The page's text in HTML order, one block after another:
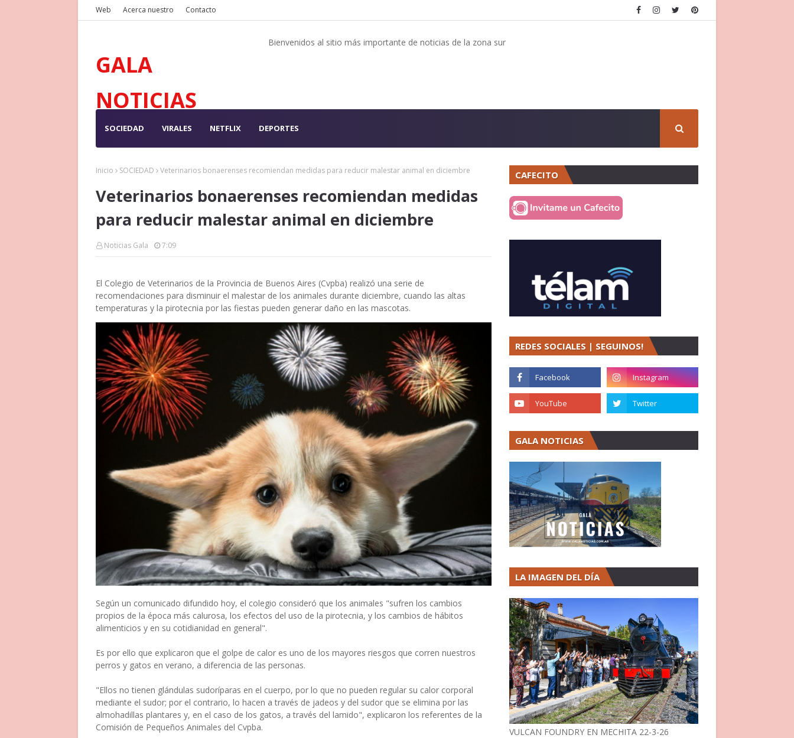
Web Acerca nuestro Contacto
GALA
NOTICIAS
Bienvenidos al sitio más importante de noticias de la zona sur
SOCIEDAD VIRALES NETFLIX DEPORTES
Inicio SOCIEDAD Veterinarios bonaerenses recomiendan medidas para reducir malestar animal en diciembre
Veterinarios bonaerenses recomiendan medidas
para reducir malestar animal en diciembre
Noticias Gala 7:09
El Colegio de Veterinarios de la Provincia de Buenos Aires (Cvpba) realizó una serie de
recomendaciones para disminuir el malestar de los animales durante diciembre, cuando las altas
temperaturas y la pirotecnia por las fiestas pueden generar daño en las mascotas.
Según un comunicado difundido hoy, el colegio consideró que los animales "sufren los cambios
propios de la época más calurosa, los efectos del uso de la pirotecnia, y los cambios de hábitos
alimenticios y en su cotidianidad en general".
Es por ello que explicaron que el golpe de calor es uno de los mayores riesgos que corren nuestros
perros y gatos en verano, a diferencia de las personas.
"Ellos no tienen glándulas sudoríparas en el cuerpo, por lo que no pueden regular su calor corporal
mediante el sudor; por el contrario, lo hacen a través de jadeos y del sudor que se elimina por las
almohadillas plantares y, en el caso de los gatos, a través del lamido", explicaron los referentes de la
Comisión de Pequeños Animales del Cvpba.
CAFECITO
REDES SOCIALES | SEGUINOS!
GALA NOTICIAS
LA IMAGEN DEL DÍA
VULCAN FOUNDRY EN MECHITA 22-3-26